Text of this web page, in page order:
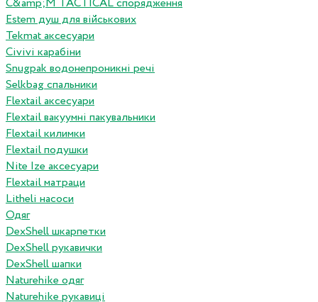
C&amp;M TACTICAL спорядження
Estem душ для військових
Tekmat аксесуари
Сivivi карабіни
Snugpak водонепроникні речі
Selkbag спальники
Flextail аксесуари
Flextail вакуумні пакувальники
Flextail килимки
Flextail подушки
Nite Ize аксесуари
Flextail матраци
Litheli насоси
Одяг
DexShell шкарпетки
DexShell рукавички
DexShell шапки
Naturehike одяг
Naturehike рукавиці